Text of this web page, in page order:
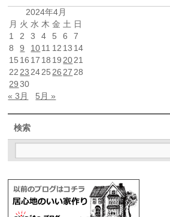
2024年4月
月 火 水 木 金 土 日
1
2 3 4 5 6
7
8
9 1011 12 13 14
15 16 17 18 19 2021
22 23 2425 26 27 28
29 30
« 3月
5月 »
検索